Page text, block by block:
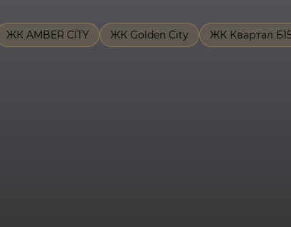
ЖК AMBER CITY ЖК Golden City ЖК Квартал